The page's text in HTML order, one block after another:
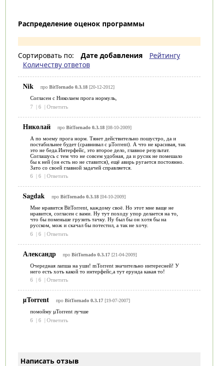
Распределение оценок программы
Сортировать по: Дате добавления
Рейтингу
Количеству ответов
Nik про BitTornado 0.3.18[20-12-2012]
Согласен с Николаем прога нормуль,
7
| 6 | Ответить
Николай про BitTornado 0.3.18[08-10-2009]
А по моему прога норм. Тянет действительно пошустро, да и
постабильнее будет (сравнивал с µTorrent). А что не красивая, так
это не беда.Интерфейс, это второе дело, главное результат.
Соглашусь с тем что не совсем удобная, да и русик не помешало
бы к ней (он есть но не ставится), ещё авирь ругается постоянно.
Зато со своей главной задачей справляется.
6
| 6 | Ответить
Sagdak про BitTornado 0.3.18[04-10-2009]
Мне нравится BitTorrent, каждому своё. Но этот мне ваще не
нравится, согласен с вами. Ну тут походу упор делается на то,
что бы поменьше грузить тачку. Ну был бы он хотя бы на
русском, мож и скачал бы потестил, а так не хочу.
6
| 6 | Ответить
Александр про BitTornado 0.3.17[21-04-2009]
Очередная лапша на уши! mTorrent значительно интересней! У
него есть хоть какой то интерфейс,а тут ерунда какая то!
6
| 6 | Ответить
µTorrent про BitTornado 0.3.17[19-07-2007]
помойму µTorrent лучше
6
| 6 | Ответить
Написать отзыв